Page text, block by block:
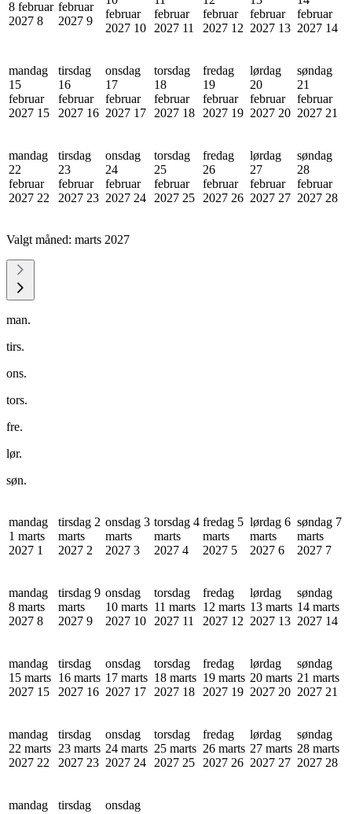
8 februar
2027 8
februar
2027 9
februar
2027 10
februar
2027 11
februar
2027 12
februar
2027 13
februar
2027 14
mandag
15
februar
2027 15
tirsdag
16
februar
2027 16
onsdag
17
februar
2027 17
torsdag
18
februar
2027 18
fredag
19
februar
2027 19
lørdag
20
februar
2027 20
søndag
21
februar
2027 21
mandag
22
februar
2027 22
tirsdag
23
februar
2027 23
onsdag
24
februar
2027 24
torsdag
25
februar
2027 25
fredag
26
februar
2027 26
lørdag
27
februar
2027 27
søndag
28
februar
2027 28
Valgt måned: marts 2027
man.
tirs.
ons.
tors.
fre.
lør.
søn.
mandag
1 marts
2027 1
tirsdag 2
marts
2027 2
onsdag 3
marts
2027 3
torsdag 4
marts
2027 4
fredag 5
marts
2027 5
lørdag 6
marts
2027 6
søndag 7
marts
2027 7
mandag
8 marts
2027 8
tirsdag 9
marts
2027 9
onsdag
10 marts
2027 10
torsdag
11 marts
2027 11
fredag
12 marts
2027 12
lørdag
13 marts
2027 13
søndag
14 marts
2027 14
mandag
15 marts
2027 15
tirsdag
16 marts
2027 16
onsdag
17 marts
2027 17
torsdag
18 marts
2027 18
fredag
19 marts
2027 19
lørdag
20 marts
2027 20
søndag
21 marts
2027 21
mandag
22 marts
2027 22
tirsdag
23 marts
2027 23
onsdag
24 marts
2027 24
torsdag
25 marts
2027 25
fredag
26 marts
2027 26
lørdag
27 marts
2027 27
søndag
28 marts
2027 28
mandag
tirsdag
onsdag